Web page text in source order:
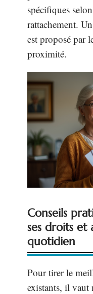
spécifiques
rattachement.
est proposé par
proximité.
Conseils
ses droits et
quotidien
Pour tirer le
existants, il vaut